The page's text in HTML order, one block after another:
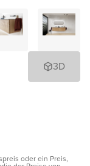
3D
oder ein Preis,